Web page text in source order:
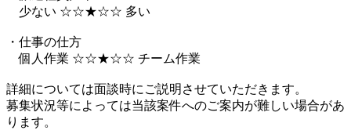
少ない ☆☆★☆☆ 多い
・仕事の仕方
個人作業 ☆☆★☆☆ チーム作業
詳細については面談時にご説明させていただきます。
募集状況等によっては当該案件へのご案内が難しい場合があ
ります。